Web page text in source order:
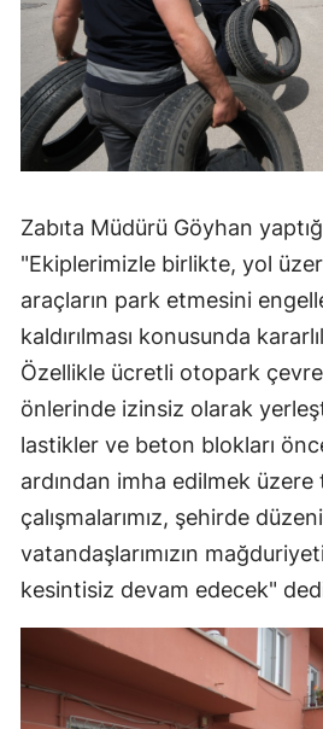
Zabıta Müdürü Göyhan
"Ekiplerimizle birlikte, yol
araçların park etmesini
kaldırılması konusunda
Özellikle ücretli otopark
önlerinde izinsiz olarak
lastikler ve beton blokları
ardından imha edilmek
çalışmalarımız, şehirde
vatandaşlarımızın
kesintisiz devam edecek"